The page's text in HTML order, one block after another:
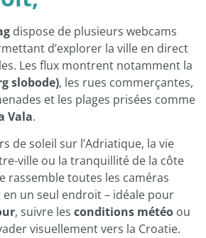
dispose de plusieurs webcams
d’explorer la ville en direct
Les flux montrent notamment la
slobode), les rues commerçantes,
et les plages prisées comme
Vala.
de soleil sur l’Adriatique, la vie
ville ou la tranquillité de la côte
rassemble toutes les caméras
un seul endroit – idéale pour
, suivre les conditions météo ou
visuellement vers la Croatie.